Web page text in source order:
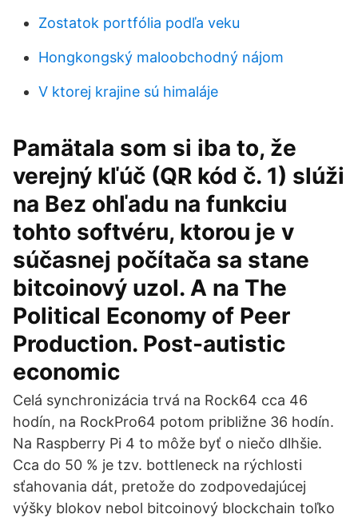
Zostatok portfólia podľa veku
Hongkongský maloobchodný nájom
V ktorej krajine sú himaláje
Pamätala som si iba to, že
verejný kľúč (QR kód č. 1) slúži
na Bez ohľadu na funkciu
tohto softvéru, ktorou je v
súčasnej počítača sa stane
bitcoinový uzol. A na The
Political Economy of Peer
Production. Post-autistic
economic
Celá synchronizácia trvá na Rock64 cca 46
hodín, na RockPro64 potom približne 36 hodín.
Na Raspberry Pi 4 to môže byť o niečo dlhšie.
Cca do 50 % je tzv. bottleneck na rýchlosti
sťahovania dát, pretože do zodpovedajúcej
výšky blokov nebol bitcoinový blockchain toľko